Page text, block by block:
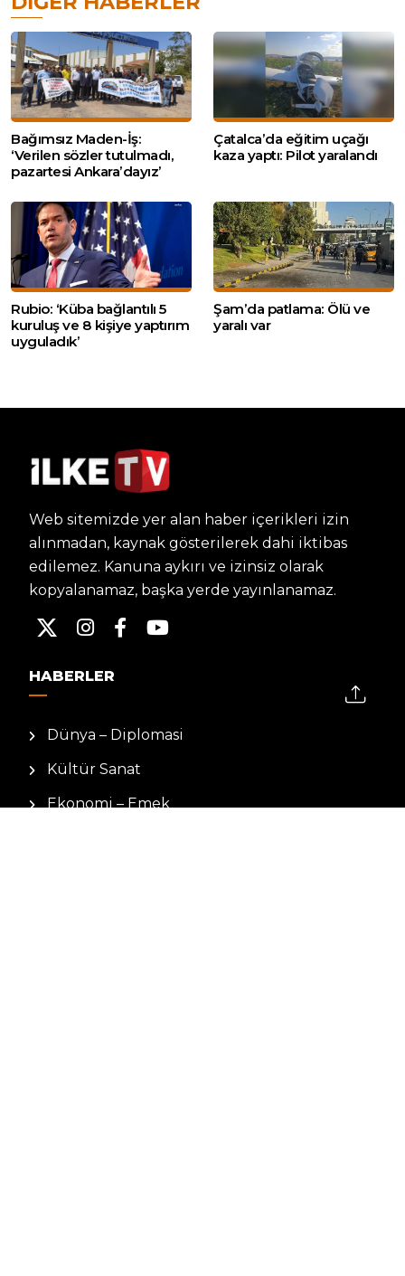
Bağımsız Maden-İş:
‘Verilen sözler tutulmadı,
pazartesi Ankara’dayız’
Çatalca’da eğitim uçağı
kaza yaptı: Pilot yaralandı
Rubio: ‘Küba bağlantılı 5
kuruluş ve 8 kişiye yaptırım
uyguladık’
Şam’da patlama: Ölü ve
yaralı var
Web sitemizde yer alan haber içerikleri izin
alınmadan, kaynak gösterilerek dahi iktibas
edilemez. Kanuna aykırı ve izinsiz olarak
kopyalanamaz, başka yerde yayınlanamaz.
HABERLER
Dünya – Diplomasi
Kültür Sanat
Ekonomi – Emek